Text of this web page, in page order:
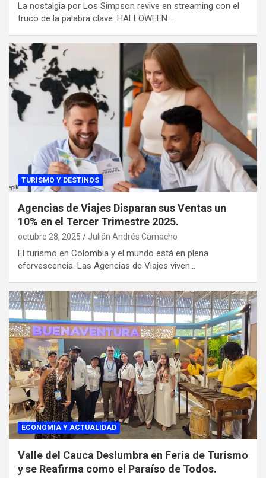
La nostalgia por Los Simpson revive en streaming con el
truco de la palabra clave: HALLOWEEN…
TURISMO Y DESTINOS
Agencias de Viajes Disparan sus Ventas un
10% en el Tercer Trimestre 2025.
octubre 28, 2025 Julián Andrés Camacho
El turismo en Colombia y el mundo está en plena
efervescencia. Las Agencias de Viajes viven…
ECONOMIA Y ACTUALIDAD
Valle del Cauca Deslumbra en Feria de Turismo
y se Reafirma como el Paraíso de Todos.